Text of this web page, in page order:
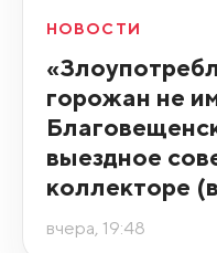
НОВОСТИ
горожан не
выездное
коллекторе
вчера, 19:48